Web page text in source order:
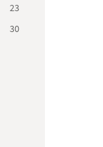
23
30